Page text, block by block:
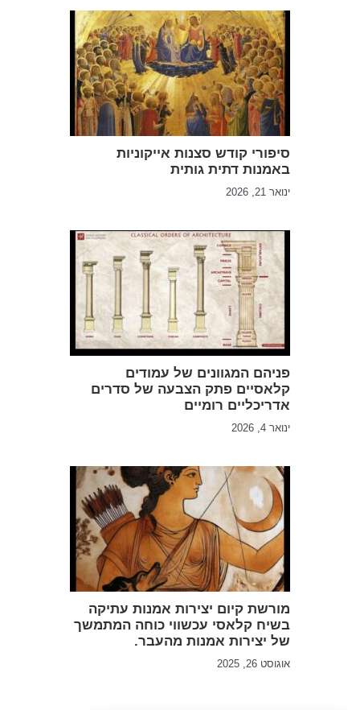
סיפורי קודש סצנות אייקוניות
באמנות דתית גותית
ינואר 21, 2026
פניהם המגוונים של עמודים
קלאסיים פתק הצבעה של סדרים
אדריכליים רומיים
ינואר 4, 2026
מורשת קיום יצירות אמנות עתיקה
בשיח קלאסי עכשווי כוחה המתמשך
של יצירות אמנות מהעבר.
אוגוסט 26, 2025